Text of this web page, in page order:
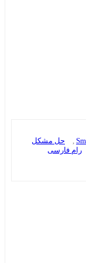
,
حل مشکل
رام فارسی